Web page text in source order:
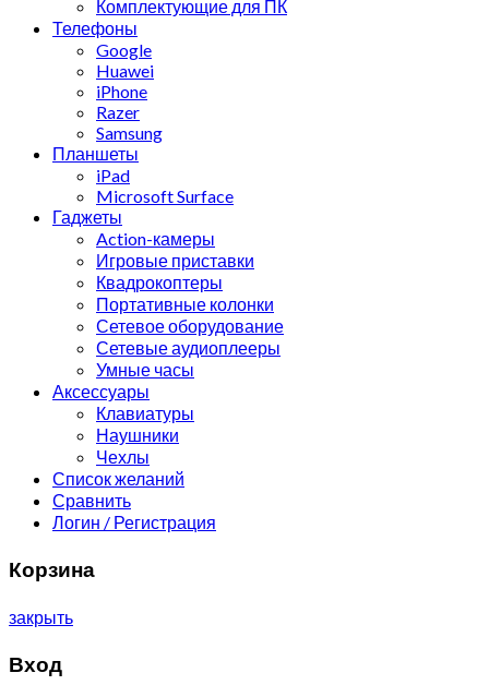
Комплектующие для ПК
Телефоны
Google
Huawei
iPhone
Razer
Samsung
Планшеты
iPad
Microsoft Surface
Гаджеты
Action-камеры
Игровые приставки
Квадрокоптеры
Портативные колонки
Сетевое оборудование
Сетевые аудиоплееры
Умные часы
Аксессуары
Клавиатуры
Наушники
Чехлы
Список желаний
Сравнить
Логин / Регистрация
Корзина
закрыть
Вход